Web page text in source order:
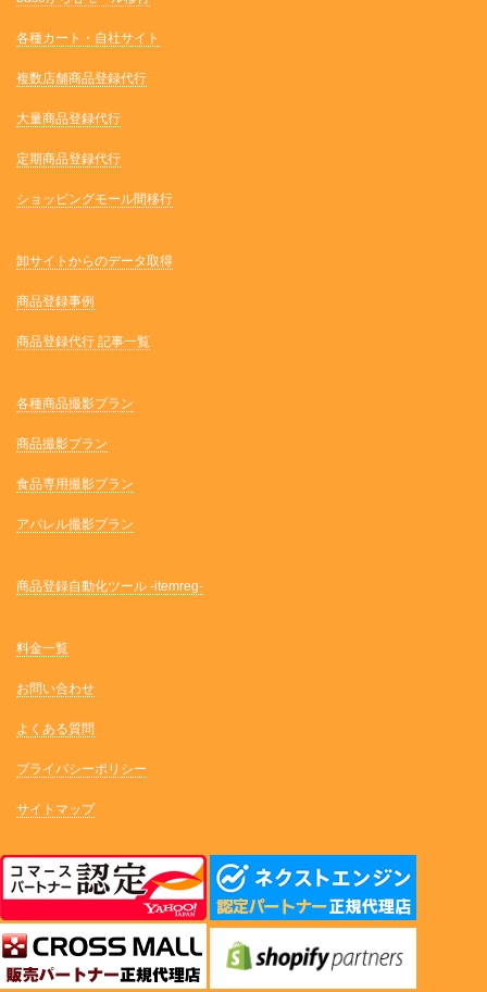
各種カート・自社サイト
複数店舗商品登録代行
大量商品登録代行
定期商品登録代行
ショッピングモール間移行
卸サイトからのデータ取得
商品登録事例
商品登録代行 記事一覧
各種商品撮影プラン
商品撮影プラン
食品専用撮影プラン
アパレル撮影プラン
商品登録自動化ツール -itemreg-
料金一覧
お問い合わせ
よくある質問
プライバシーポリシー
サイトマップ